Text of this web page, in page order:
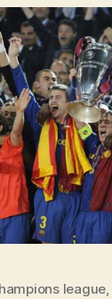
league,